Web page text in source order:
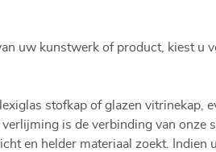
uw kunstwerk of product, kiest u
stofkap of glazen vitrinekap,
is de verbinding van onze
en helder materiaal zoekt. Indien